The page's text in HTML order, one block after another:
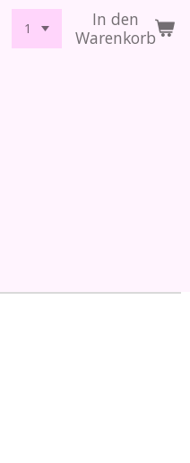
In den
Warenkorb